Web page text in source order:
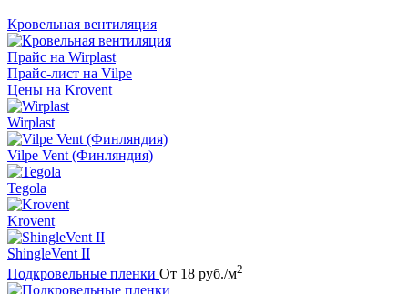
Кровельная вентиляция
Прайс на Wirplast
Прайс-лист на Vilpe
Цены на Krovent
Wirplast
Vilpe Vent (Финляндия)
Tegola
Krovent
ShingleVent II
Подкровельные пленки От 18 руб./м2